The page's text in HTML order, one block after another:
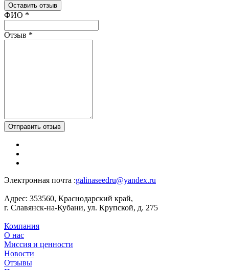
Оставить отзыв
Ваш отзыв был отправлен!
ФИО *
Отзыв *
Отправить отзыв
Электронная почта :galinaseedru@yandex.ru
Адрес: 353560, Краснодарский край,
г. Славянск-на-Кубани, ул. Крупской, д. 275
Компания
О нас
Миссия и ценности
Новости
Отзывы